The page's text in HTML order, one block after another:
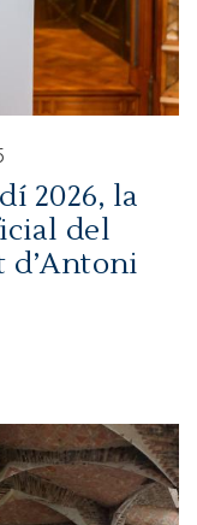
2026, la
del
d’Antoni